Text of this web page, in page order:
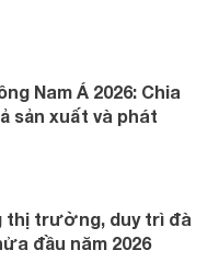
Nam Á 2026: Chia
sản xuất và phát
thị trường, duy trì đà
đầu năm 2026